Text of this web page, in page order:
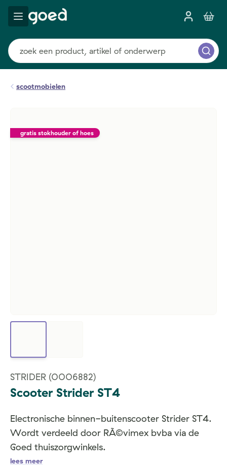
scootmobielen
gratis stokhouder of hoes
STRIDER (0006882)
Scooter Strider ST4
Electronische binnen-buitenscooter Strider ST4.
Wordt verdeeld door RÃ©vimex bvba via de
Goed thuiszorgwinkels.
lees meer